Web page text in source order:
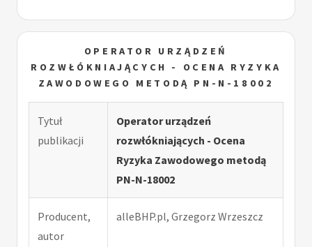
OPERATOR URZĄDZEŃ
ROZWŁÓKNIAJĄCYCH - OCENA RYZYKA
ZAWODOWEGO METODĄ PN-N-18002
Tytuł
publikacji
Operator urządzeń
rozwłókniających - Ocena
Ryzyka Zawodowego metodą
PN-N-18002
Producent,
autor
alleBHP.pl, Grzegorz Wrzeszcz